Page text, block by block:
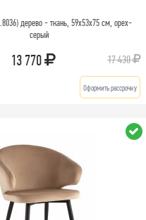
дерево - ткань, 59х53х75 см, орех-
серый
13 770 17 430
Оформить рассрочку